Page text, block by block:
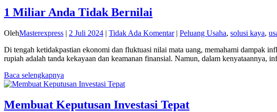
1 Miliar Anda Tidak Bernilai
OlehMasterexpress | 2 Juli 2024 | Tidak Ada Komentar| Peluang Usaha, solusi kaya,
Di tengah ketidakpastian ekonomi dan fluktuasi nilai mata uang, memahami dampak
rupiah adalah tanda kekayaan dan keamanan finansial. Namun, dalam
Baca selengkapnya
Membuat Keputusan Investasi Tepat